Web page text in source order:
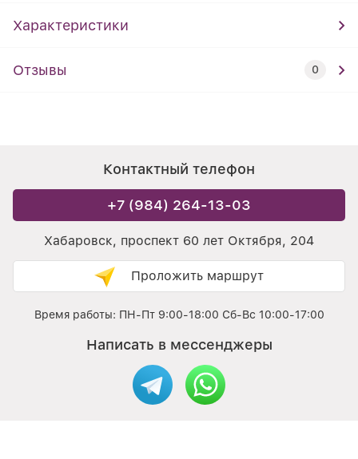
Характеристики
Отзывы 0
Контактный телефон
+7 (984) 264-13-03
Хабаровск, проспект 60 лет Октября, 204
Проложить маршрут
Время работы: ПН-Пт 9:00-18:00 Сб-Вс 10:00-17:00
Написать в мессенджеры